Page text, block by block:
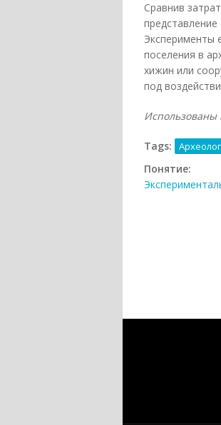
Сравнив
Эксперименты
поселения в
хижин или
под
Использованы
Tags:
Понятие: